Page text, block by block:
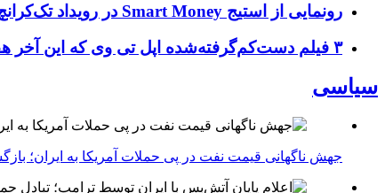
رونمایی از استیج Smart Money در رویداد تک‌کرانچ دیسراپ ۲۰۲۶؛ بررسی آینده فین‌تک، پرداخت‌ ها و هوش مصنوعی
۳ فیلم دست‌کم‌گرفته‌شده اپل تی وی که این آخر هفته باید تماشا کنید
سیاسی
جهش ناگهانی قیمت نفت در پی حملات آمریکا به ایران؛